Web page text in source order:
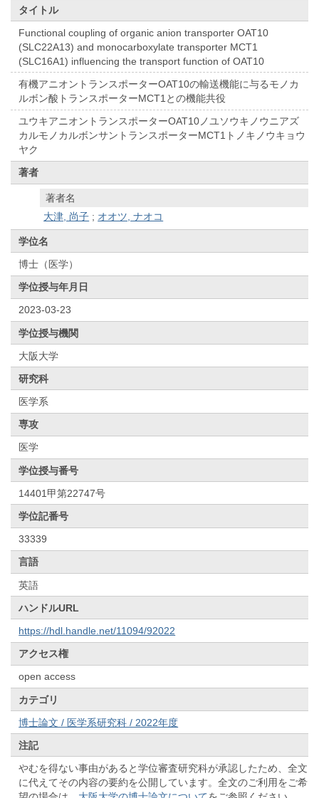
タイトル
Functional coupling of organic anion transporter OAT10
(SLC22A13) and monocarboxylate transporter MCT1
(SLC16A1) influencing the transport function of OAT10
有機アニオントランスポーターOAT10の輸送機能に与るモノカ
ルボン酸トランスポーターMCT1との機能共役
ユウキアニオントランスポーターOAT10ノユソウキノウニアズ
カルモノカルボンサントランスポーターMCT1トノキノウキョウ
ヤク
著者
著者名
大津, 尚子 ; オオツ, ナオコ
学位名
博士（医学）
学位授与年月日
2023-03-23
学位授与機関
大阪大学
研究科
医学系
専攻
医学
学位授与番号
14401甲第22747号
学位記番号
33339
言語
英語
ハンドルURL
https://hdl.handle.net/11094/92022
アクセス権
open access
カテゴリ
博士論文 / 医学系研究科 / 2022年度
注記
やむを得ない事由があると学位審査研究科が承認したため、全文
に代えてその内容の要約を公開しています。全文のご利用をご希